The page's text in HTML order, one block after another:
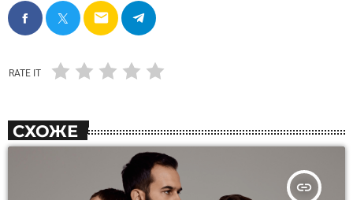
email
RATE IT
СХОЖЕ
insert_link